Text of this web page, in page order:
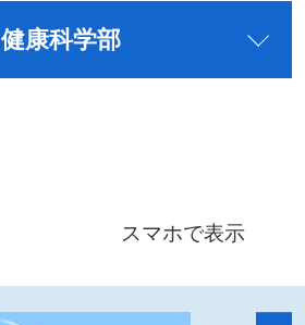
健康科学部
スマホで表示